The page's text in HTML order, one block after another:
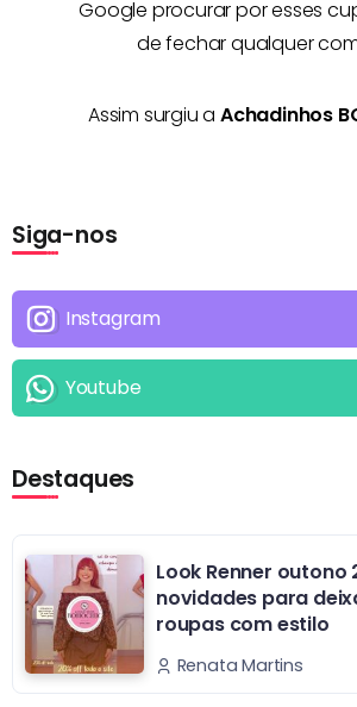
Google procurar por esses
de fechar qualquer
Assim surgiu a Achadinhos
Siga-nos
Instagram
Youtube
Destaques
Look Renner outono
novidades para
roupas com estilo
Renata Martins